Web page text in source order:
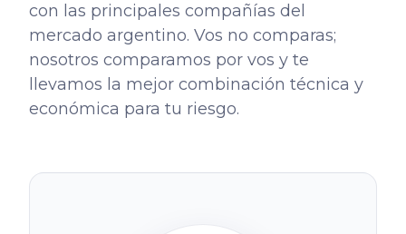
con las principales compañías del
mercado argentino. Vos no comparas;
nosotros comparamos por vos y te
llevamos la mejor combinación técnica y
económica para tu riesgo.